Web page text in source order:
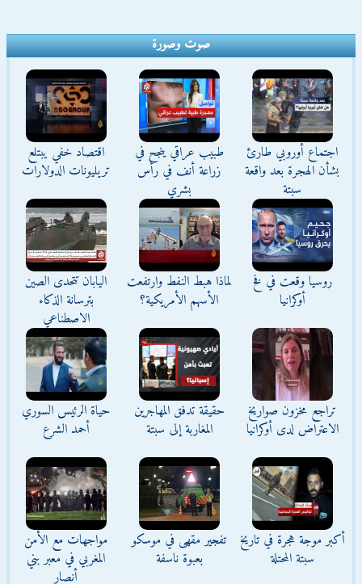
صوت وصورة
اجتماع أوروبي طارئ
بشأن الهجرة بعد واقعة
سبتة
طبيب عراقي ينجح في
زراعة أنف في رأس
بشري
اقتصاد خفي يبتلع
تريليونات الدولارات
روسيا وقعت في فخ
أوكرانيا
لماذا هبط النفط وارتفعت
الأسهم الأمريكية؟
اليابان تتحدى الصين
بترسانة الذكاء
الاصطناعي
تراجع مخزون صواريخ
الاعتراض لدى أوكرانيا
حقيقة تدفق المهاجرين
المغاربة إلى سبتة
حياة الرئيس السوري
أحمد الشرع
أكبر موجة هجرة في تاريخ
سبتة المحتلة
تفجير مقهى في موسكو
بعبوة ناسفة
مواجهات مع الأمن
المغربي في معبر بني
أنصار